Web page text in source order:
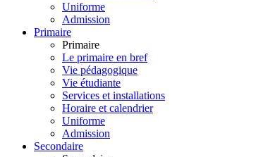
Uniforme
Admission
Primaire
Primaire
Le primaire en bref
Vie pédagogique
Vie étudiante
Services et installations
Horaire et calendrier
Uniforme
Admission
Secondaire